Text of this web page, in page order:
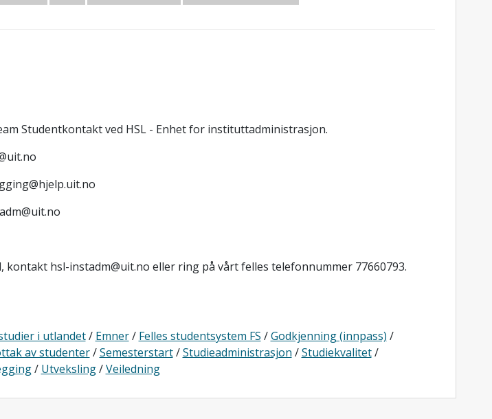
Studentkontakt ved HSL - Enhet for instituttadministrasjon.
kontakt hsl-instadm@uit.no eller ring på vårt felles telefonnummer 77660793.
i utlandet/ Emner/ Felles studentsystem FS /Godkjenning (innpass) /
av studenter/Semesterstart/Studieadministrasjon /Studiekvalitet/
/ Utveksling/Veiledning